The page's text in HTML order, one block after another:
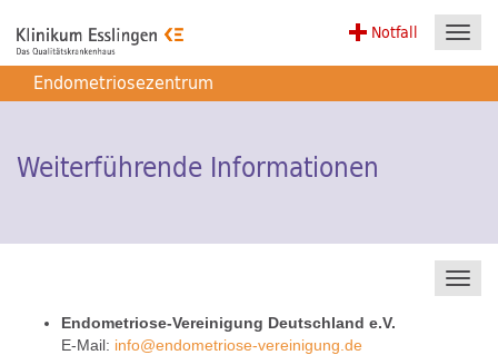
Notfall
Endometriosezentrum
Weiterführende Informationen
Endometriose-Vereinigung Deutschland e.V.
E-Mail: info@endometriose-vereinigung.de